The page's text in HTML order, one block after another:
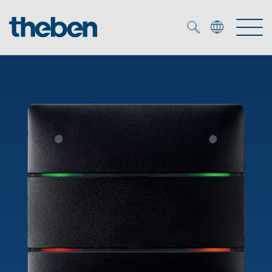
KNX
Smart Home
DALI
Rilevatori di presenza/movimento
Fari a LED
Soluzione OEM
Soluzioni OEM
Esperti OEM
Referenze
Soluzioni
Controllo dell'illuminazione DALI-2
Emettitore LED (inglese)
Servizio
Mediateca
Azienda